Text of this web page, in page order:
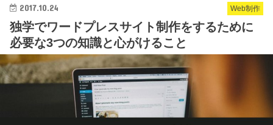
Web制作
2017.10.24
独学でワードプレスサイト制作をするために
必要な3つの知識と心がけること